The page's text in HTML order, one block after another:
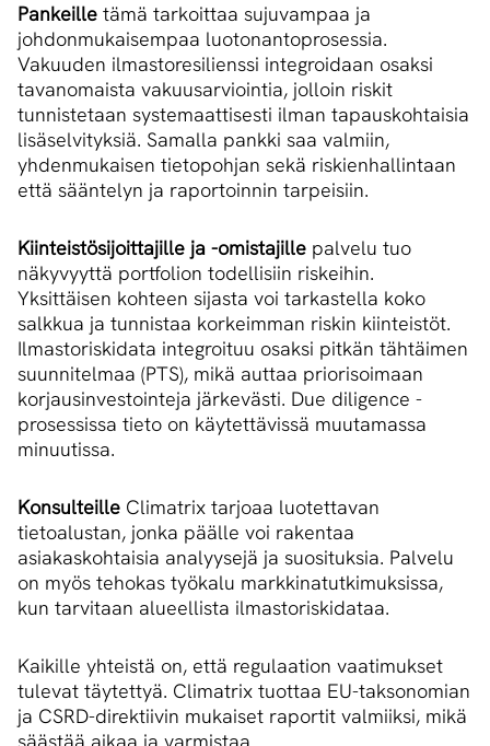
Pankeille tämä tarkoittaa sujuvampaa ja
johdonmukaisempaa luotonantoprosessia.
Vakuuden ilmastoresilienssi integroidaan osaksi
tavanomaista vakuusarviointia, jolloin riskit
tunnistetaan systemaattisesti ilman tapauskohtaisia
lisäselvityksiä. Samalla pankki saa valmiin,
yhdenmukaisen tietopohjan sekä riskienhallintaan
että sääntelyn ja raportoinnin tarpeisiin.
Kiinteistösijoittajille ja -omistajille palvelu tuo
näkyvyyttä portfolion todellisiin riskeihin.
Yksittäisen kohteen sijasta voi tarkastella koko
salkkua ja tunnistaa korkeimman riskin kiinteistöt.
Ilmastoriskidata integroituu osaksi pitkän tähtäimen
suunnitelmaa (PTS), mikä auttaa priorisoimaan
korjausinvestointeja järkevästi. Due diligence -
prosessissa tieto on käytettävissä muutamassa
minuutissa.
Konsulteille Climatrix tarjoaa luotettavan
tietoalustan, jonka päälle voi rakentaa
asiakaskohtaisia analyysejä ja suosituksia. Palvelu
on myös tehokas työkalu markkinatutkimuksissa,
kun tarvitaan alueellista ilmastoriskidataa.
Kaikille yhteistä on, että regulaation vaatimukset
tulevat täytettyä. Climatrix tuottaa EU-taksonomian
ja CSRD-direktiivin mukaiset raportit valmiiksi, mikä